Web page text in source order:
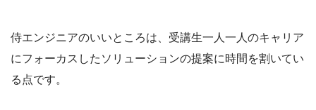
侍エンジニアのいいところは、受講生一人一人のキャリア
にフォーカスしたソリューションの提案に時間を割いてい
る点です。